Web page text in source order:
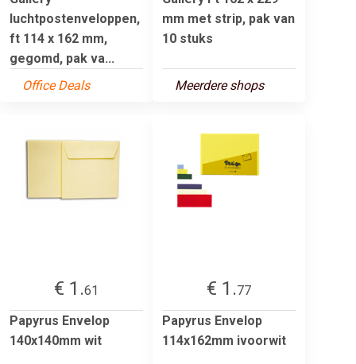
luchtpostenveloppen,
ft 114 x 162 mm,
gegomd, pak va...
Office Deals
mm met strip, pak van
10 stuks
Meerdere shops
€ 1.61
Papyrus Envelop
140x140mm wit
€ 1.77
Papyrus Envelop
114x162mm ivoorwit